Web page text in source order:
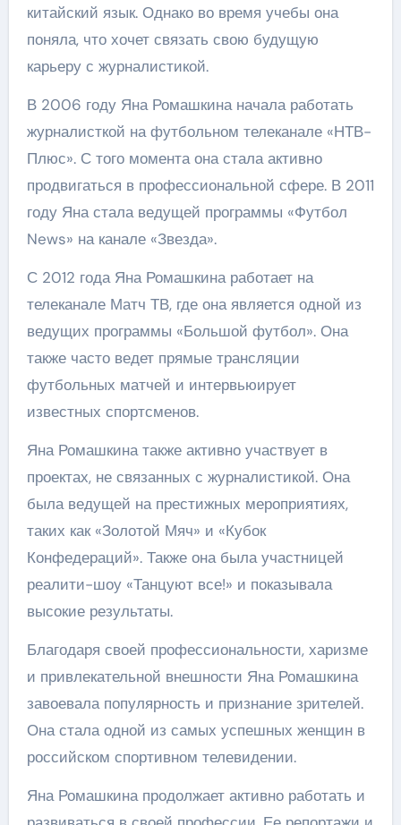
китайский язык. Однако во время учебы она
поняла, что хочет связать свою будущую
карьеру с журналистикой.
В 2006 году Яна Ромашкина начала работать
журналисткой на футбольном телеканале «НТВ-
Плюс». С того момента она стала активно
продвигаться в профессиональной сфере. В 2011
году Яна стала ведущей программы «Футбол
News» на канале «Звезда».
С 2012 года Яна Ромашкина работает на
телеканале Матч ТВ, где она является одной из
ведущих программы «Большой футбол». Она
также часто ведет прямые трансляции
футбольных матчей и интервьюирует
известных спортсменов.
Яна Ромашкина также активно участвует в
проектах, не связанных с журналистикой. Она
была ведущей на престижных мероприятиях,
таких как «Золотой Мяч» и «Кубок
Конфедераций». Также она была участницей
реалити-шоу «Танцуют все!» и показывала
высокие результаты.
Благодаря своей профессиональности, харизме
и привлекательной внешности Яна Ромашкина
завоевала популярность и признание зрителей.
Она стала одной из самых успешных женщин в
российском спортивном телевидении.
Яна Ромашкина продолжает активно работать и